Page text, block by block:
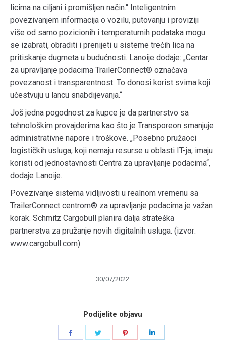
licima na ciljani i promišljen način.“ Inteligentnim
povezivanjem informacija o vozilu, putovanju i proviziji
više od samo pozicionih i temperaturnih podataka mogu
se izabrati, obraditi i prenijeti u sisteme trećih lica na
pritiskanje dugmeta u budućnosti. Lanoije dodaje: „Centar
za upravljanje podacima TrailerConnect® označava
povezanost i transparentnost. To donosi korist svima koji
učestvuju u lancu snabdijevanja.“
Još jedna pogodnost za kupce je da partnerstvo sa
tehnološkim provajderima kao što je Transporeon smanjuje
administrativne napore i troškove. „Posebno pružaoci
logističkih usluga, koji nemaju resurse u oblasti IT-ja, imaju
koristi od jednostavnosti Centra za upravljanje podacima“,
dodaje Lanoije.
Povezivanje sistema vidljivosti u realnom vremenu sa
TrailerConnect centrom® za upravljanje podacima je važan
korak. Schmitz Cargobull planira dalja strateška
partnerstva za pružanje novih digitalnih usluga. (izvor:
www.cargobull.com)
30/07/2022
Podijelite objavu